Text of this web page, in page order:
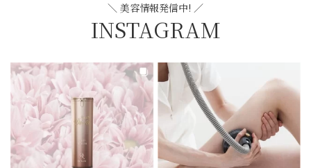
＼ 美容情報発信中! ／
INSTAGRAM